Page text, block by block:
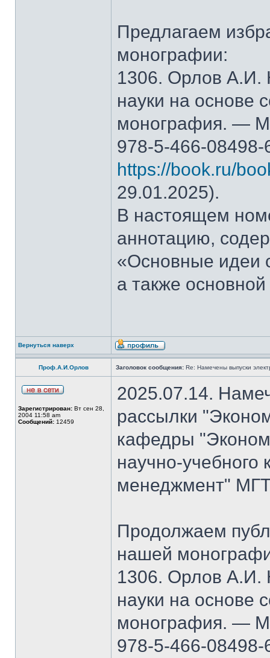
Предлагаем
монографии:
1306. Орлов А.И.
науки на основе
монография. —
978-5-466-
https://book.ru/
29.01.2025).
В настоящем
аннотацию,
«Основные идеи
а также
Вернуться наверх
Проф.А.И.Орлов Заголовок сообщения: Re: Намечены выпуски
Зарегистрирован: Вт сен 28,
2004 11:58 am
Сообщений: 12459
2025.07.14.
рассылки
кафедры
научно-
менеджмент"
Продолжаем
нашей
1306. Орлов А.И.
науки на основе
монография. —
978-5-466-